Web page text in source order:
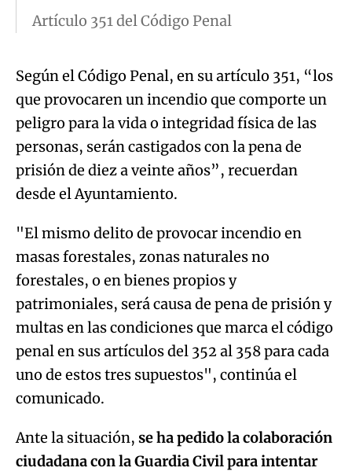
Artículo 351 del Código Penal
Según el Código Penal, en su artículo 351, “los
que provocaren un incendio que comporte un
peligro para la vida o integridad física de las
personas, serán castigados con la pena de
prisión de diez a veinte años”, recuerdan
desde el Ayuntamiento.
"El mismo delito de provocar incendio en
masas forestales, zonas naturales no
forestales, o en bienes propios y
patrimoniales, será causa de pena de prisión y
multas en las condiciones que marca el código
penal en sus artículos del 352 al 358 para cada
uno de estos tres supuestos", continúa el
comunicado.
Ante la situación, se ha pedido la colaboración
ciudadana con la Guardia Civil para intentar